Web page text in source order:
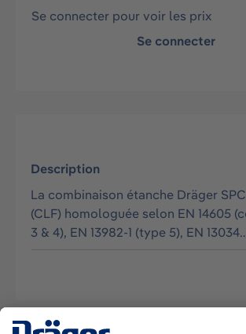
Se connecter pour voir les prix
Se connecter
Description
La combinaison étanche Dräger
(CLF) homologuée selon EN 14605
3 & 4), EN 13982-1 (type 5), EN